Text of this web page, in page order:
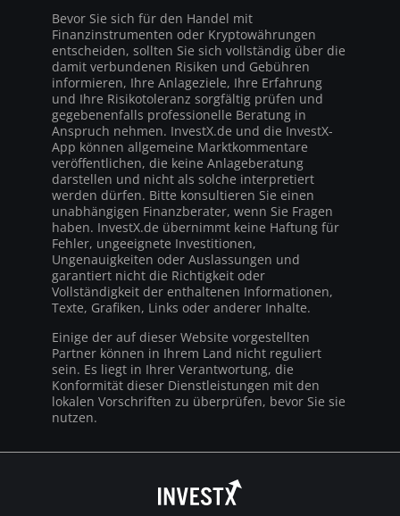
Bevor Sie sich für den Handel mit
Finanzinstrumenten oder Kryptowährungen
entscheiden, sollten Sie sich vollständig über die
damit verbundenen Risiken und Gebühren
informieren, Ihre Anlageziele, Ihre Erfahrung
und Ihre Risikotoleranz sorgfältig prüfen und
gegebenenfalls professionelle Beratung in
Anspruch nehmen. InvestX.de und die InvestX-
App können allgemeine Marktkommentare
veröffentlichen, die keine Anlageberatung
darstellen und nicht als solche interpretiert
werden dürfen. Bitte konsultieren Sie einen
unabhängigen Finanzberater, wenn Sie Fragen
haben. InvestX.de übernimmt keine Haftung für
Fehler, ungeeignete Investitionen,
Ungenauigkeiten oder Auslassungen und
garantiert nicht die Richtigkeit oder
Vollständigkeit der enthaltenen Informationen,
Texte, Grafiken, Links oder anderer Inhalte.
Einige der auf dieser Website vorgestellten
Partner können in Ihrem Land nicht reguliert
sein. Es liegt in Ihrer Verantwortung, die
Konformität dieser Dienstleistungen mit den
lokalen Vorschriften zu überprüfen, bevor Sie sie
nutzen.